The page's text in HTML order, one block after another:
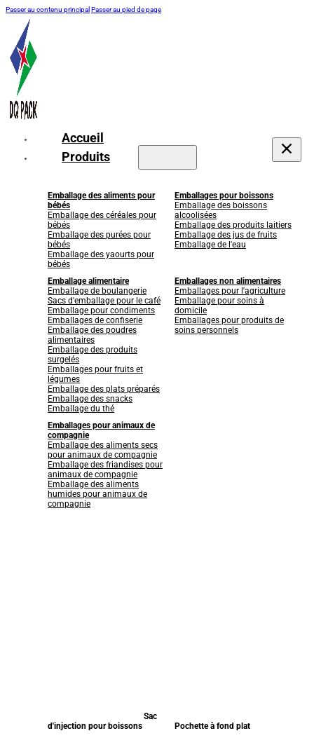
Passer au contenu principal Passer au pied de page
Accueil
Produits
Emballage des aliments pour
bébés
Emballage des céréales pour
bébés
Emballage des purées pour
bébés
Emballage des yaourts pour
bébés
Emballages pour boissons
Emballage des boissons
alcoolisées
Emballage des produits laitiers
Emballage des jus de fruits
Emballage de l'eau
Emballage alimentaire
Emballage de boulangerie
Sacs d'emballage pour le café
Emballage pour condiments
Emballages de confiserie
Emballage des poudres
alimentaires
Emballage des produits
surgelés
Emballages pour fruits et
légumes
Emballage des plats préparés
Emballage des snacks
Emballage du thé
Emballages non alimentaires
Emballages pour l'agriculture
Emballage pour soins à
domicile
Emballages pour produits de
soins personnels
Emballages pour animaux de
compagnie
Emballage des aliments secs
pour animaux de compagnie
Emballage des friandises pour
animaux de compagnie
Emballage des aliments
humides pour animaux de
compagnie
Sac
d'injection pour boissons
Pochette à fond plat